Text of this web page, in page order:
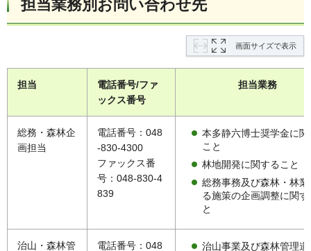
担当業務別お問い合わせ先
画面サイズで表示
担当
電話番号/ファ
ックス番号
担当業務
総務・森林企
画担当
電話番号：048
-830-4300
ファックス番
号：048-830-4
839
本多静六博士奨学金に関
こと
林地開発に関すること
総務事務及び森林・林業
る施策の企画調整に関
と
治山・森林管
電話番号：048
治山事業及び森林管理道